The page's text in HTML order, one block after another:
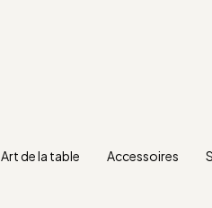
Art de la table Accessoires